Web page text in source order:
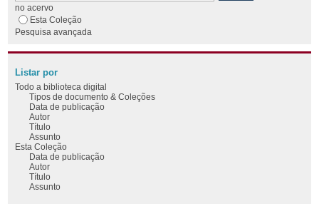
no acervo
Esta Coleção
Pesquisa avançada
Listar por
Todo a biblioteca digital
Tipos de documento & Coleções
Data de publicação
Autor
Título
Assunto
Esta Coleção
Data de publicação
Autor
Título
Assunto